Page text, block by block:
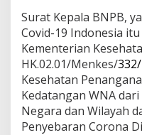
Surat Kepala BNPB,
Covid-19 Indonesia
Kementerian
HK.02.01/Menkes/
Kesehatan
Kedatangan WNA
Negara dan Wilayah
Penyebaran Corona